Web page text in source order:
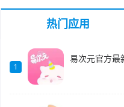
热门应用
1
易次元官方最